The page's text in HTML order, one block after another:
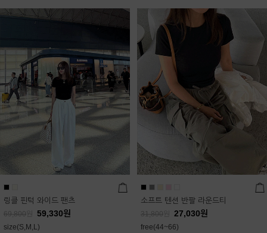
링클 핀턱 와이드 팬츠
69,800 59,330원
size(S,M,L)
소프트 텐션 반팔 라운드티
31,800 27,030원
free(44~66)